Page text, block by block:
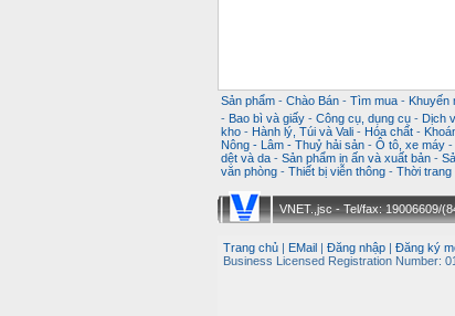
Sản phẩm - Chào Bán - Tìm mua - Khuyến
- Bao bì và giấy - Công cụ, dụng cụ - Dịch
kho - Hành lý, Túi và Vali - Hóa chất -
Nông - Lâm - Thuỷ hải sản - Ô tô, xe máy -
dệt và da - Sản phẩm in ấn và xuất bản -
văn phòng - Thiết bị viễn thông - Thời trang
VNET.,jsc - Tel/fax: 19006609/
Trang chủ EMail Đăng nhập Đăng ký
Business Licensed Registration Number: